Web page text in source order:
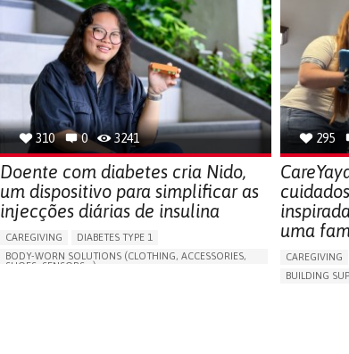
RESEARCH/
GENERAL
CAREGIVER
310 0 3241
Doente com diabetes cria Nido,
um dispositivo para simplificar as
injecções diárias de insulina
CAREGIVING
DIABETES TYPE 1
BODY-WORN SOLUTIONS (CLOTHING, ACCESSORIES,
SHOES, SENSORS...)
295
uma
CAREGIVING
BUILDING